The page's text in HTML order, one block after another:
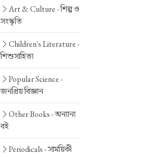
Art & Culture -শিল্প ও
সংস্কৃতি
Children's Literature -
শিশুসাহিত্য
Popular Science -
জনপ্রিয় বিজ্ঞান
Other Books -অন্যান্য
বই
Periodicals -সাময়িকী